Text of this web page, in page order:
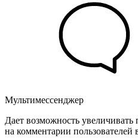
Мультимессенджер
Дает возможность
на комментарии пользователей